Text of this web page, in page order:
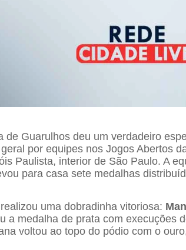
de Guarulhos deu um verdadeiro
por equipes nos Jogos Abertos
Paulista, interior de São Paulo. A
para casa sete medalhas
uma dobradinha vitoriosa:
a medalha de prata com execuções
voltou ao topo do pódio com o